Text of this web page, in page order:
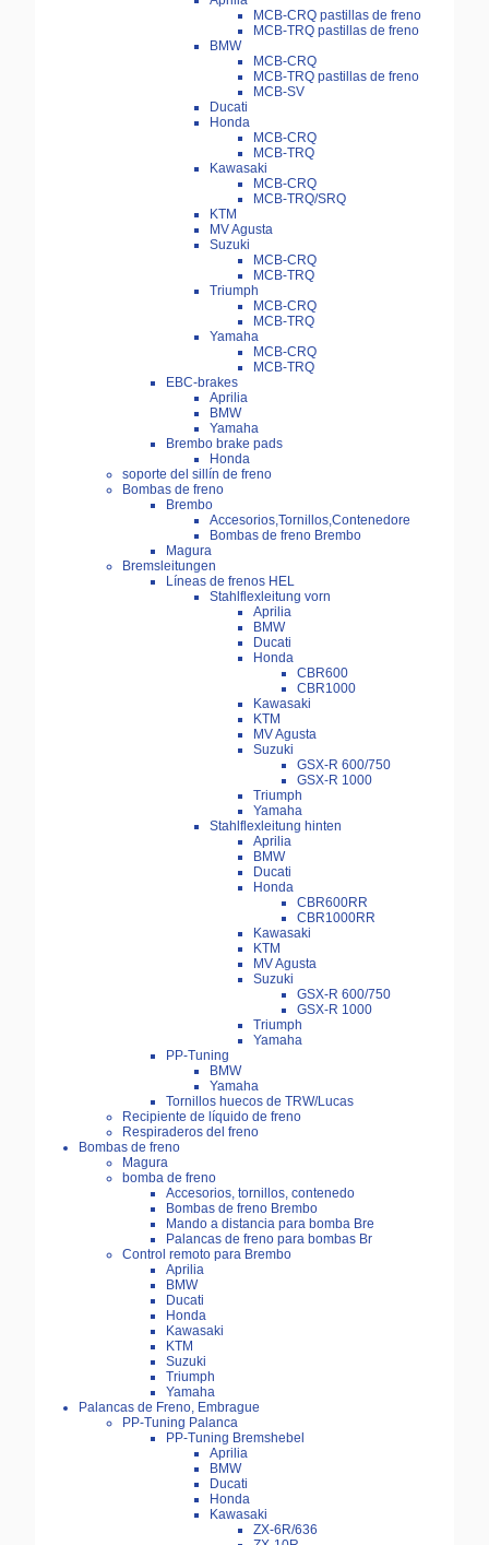
MCB-CRQ pastillas de freno
MCB-TRQ pastillas de freno
BMW
MCB-CRQ
MCB-TRQ pastillas de freno
MCB-SV
Ducati
Honda
MCB-CRQ
MCB-TRQ
Kawasaki
MCB-CRQ
MCB-TRQ/SRQ
KTM
MV Agusta
Suzuki
MCB-CRQ
MCB-TRQ
Triumph
MCB-CRQ
MCB-TRQ
Yamaha
MCB-CRQ
MCB-TRQ
EBC-brakes
Aprilia
BMW
Yamaha
Brembo brake pads
Honda
soporte del sillín de freno
Bombas de freno
Brembo
Accesorios,Tornillos,Contenedore
Bombas de freno Brembo
Magura
Bremsleitungen
Líneas de frenos HEL
Stahlflexleitung vorn
Aprilia
BMW
Ducati
Honda
CBR600
CBR1000
Kawasaki
KTM
MV Agusta
Suzuki
GSX-R 600/750
GSX-R 1000
Triumph
Yamaha
Stahlflexleitung hinten
Aprilia
BMW
Ducati
Honda
CBR600RR
CBR1000RR
Kawasaki
KTM
MV Agusta
Suzuki
GSX-R 600/750
GSX-R 1000
Triumph
Yamaha
PP-Tuning
BMW
Yamaha
Tornillos huecos de TRW/Lucas
Recipiente de líquido de freno
Respiraderos del freno
Bombas de freno
Magura
bomba de freno
Accesorios, tornillos, contenedo
Bombas de freno Brembo
Mando a distancia para bomba Bre
Palancas de freno para bombas Br
Control remoto para Brembo
Aprilia
BMW
Ducati
Honda
Kawasaki
KTM
Suzuki
Triumph
Yamaha
Palancas de Freno, Embrague
PP-Tuning Palanca
PP-Tuning Bremshebel
Aprilia
BMW
Ducati
Honda
Kawasaki
ZX-6R/636